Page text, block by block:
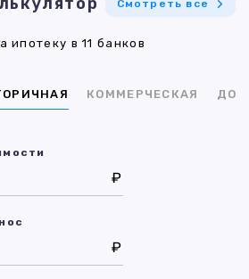
Смотреть все
ипотеку в 11 банков
КОММЕРЧЕСКАЯ ДОМ
₽
₽